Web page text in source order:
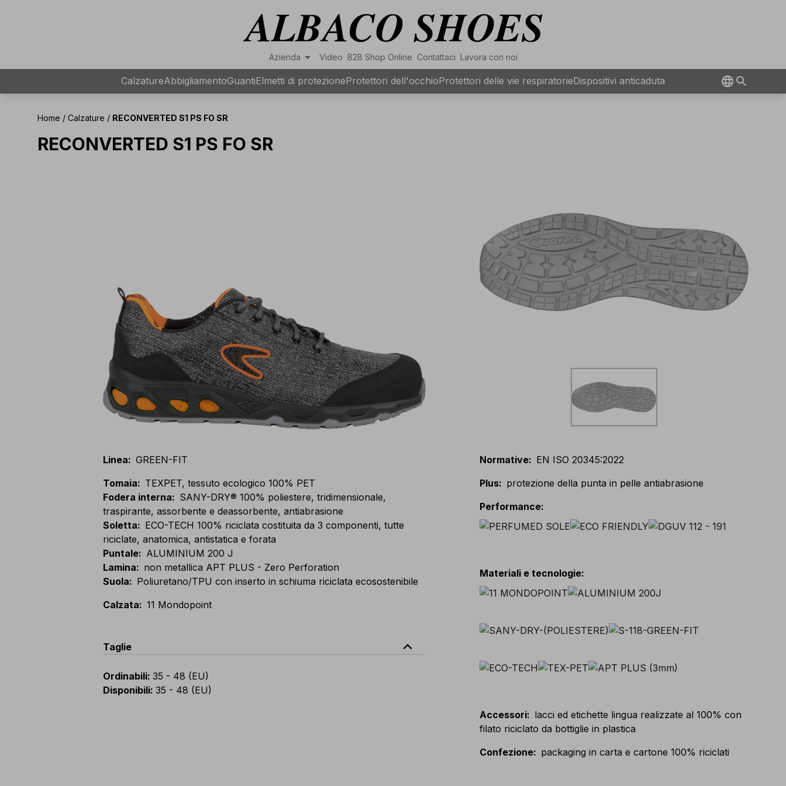
Azienda arrow_drop_down Video B2B Shop Online Contattaci Lavora con noi
CalzatureAbbigliamentoGuantiElmetti di protezioneProtettori dell'occhioProtettori delle vie respiratorieDispositivi anticaduta
Home / Calzature / RECONVERTED S1 PS FO SR
RECONVERTED S1 PS FO SR
Linea: GREEN-FIT
Tomaia: TEXPET, tessuto ecologico 100% PET
Fodera interna: SANY-DRY® 100% poliestere, tridimensionale,
traspirante, assorbente e deassorbente, antiabrasione
Soletta: ECO-TECH 100% riciclata costituita da 3 componenti, tutte
riciclate, anatomica, antistatica e forata
Puntale: ALUMINIUM 200 J
Lamina: non metallica APT PLUS - Zero Perforation
Suola: Poliuretano/TPU con inserto in schiuma riciclata ecosostenibile
Calzata: 11 Mondopoint
Taglie expand_less
Ordinabili: 35 - 48 (EU)
Disponibili: 35 - 48 (EU)
Normative: EN ISO 20345:2022
Plus: protezione della punta in pelle antiabrasione
Performance:
Materiali e tecnologie:
Accessori: lacci ed etichette lingua realizzate al 100% con
filato riciclato da bottiglie in plastica
Confezione: packaging in carta e cartone 100% riciclati